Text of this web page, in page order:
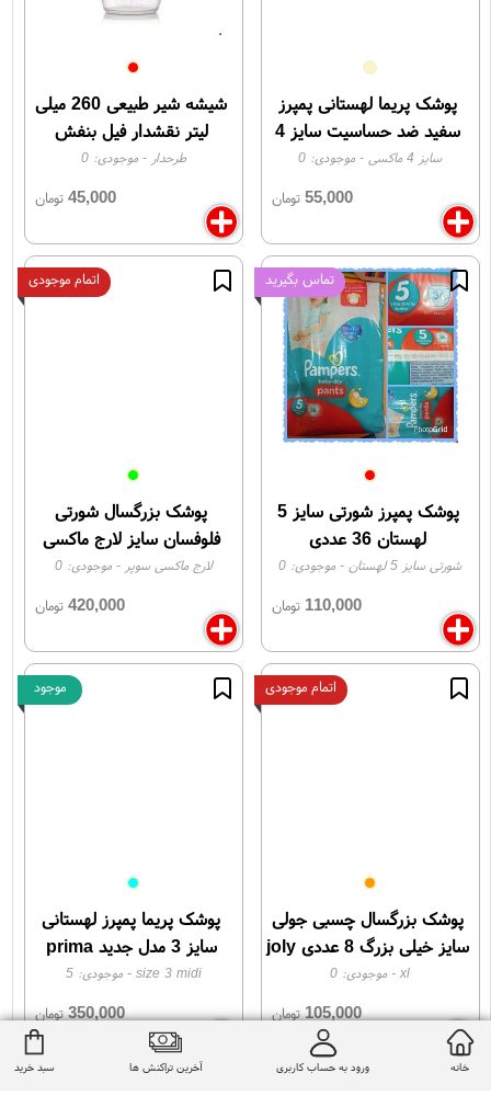
پوشک پریما لهستانی پمپرز
سفید ضد حساسیت سایز 4
ماکسی
سایز 4 ماکسی - موجودی: 0
55,000 تومان
شیشه شیر طبیعی 260 میلی
لیتر نقشدار فیل بنفش
SCF628/17
طرحدار - موجودی:0
45,000تومان
پوشک پمپرز شورتی سایز 5
لهستان 36 عددی
شورتی سایز 5 لهستان - موجودی: 0
110,000 تومان
تماس بگیرید
پوشک بزرگسال شورتی
فلوفسان سایز لارج ماکسی
سوپر Flufsun maxi super
larg
لارج ماکسی سوپر - موجودی:0
420,000تومان
اتمام موجودی
پوشک بزرگسال چسبی جولی
سایز خیلی بزرگ 8 عددی joly
xl
xl- موجودی: 0
105,000تومان
اتمام موجودی
پوشک پریما پمپرز لهستانی
سایز 3 مدل جدید prima
pampers primium care
size 3 midi
size 3 midi - موجودی:5
350,000تومان
موجود
خانه ورود به حساب کاربری آخرین تراکنش ها سبد خرید